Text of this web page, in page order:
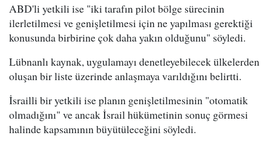
ABD'li yetkili ise "iki tarafın pilot bölge sürecinin
ilerletilmesi ve genişletilmesi için ne yapılması gerektiği
konusunda birbirine çok daha yakın olduğunu" söyledi.
Lübnanlı kaynak, uygulamayı denetleyebilecek ülkelerden
oluşan bir liste üzerinde anlaşmaya varıldığını belirtti.
İsrailli bir yetkili ise planın genişletilmesinin "otomatik
olmadığını" ve ancak İsrail hükümetinin sonuç görmesi
halinde kapsamının büyütüleceğini söyledi.